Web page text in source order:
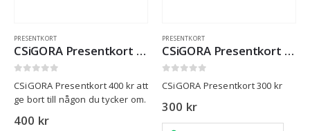
PRESENTKORT
CSiGORA Presentkort 400 kr
CSiGORA Presentkort 400 kr att
ge bort till någon du tycker om.
400 kr
PRESENTKORT
CSiGORA Presentkort 300 kr
CSiGORA Presentkort 300 kr
300 kr